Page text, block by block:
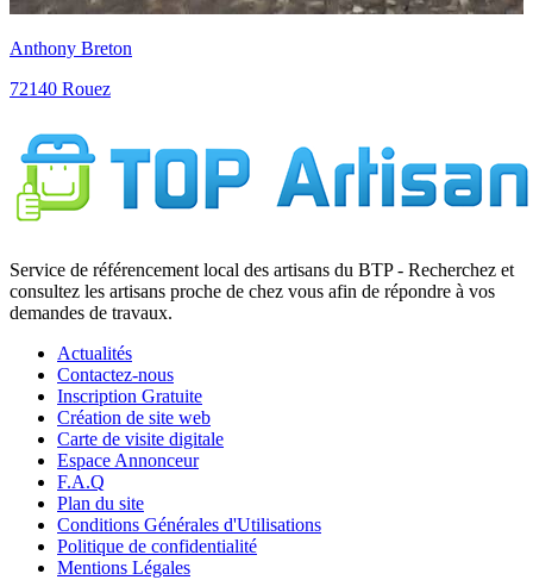
Anthony Breton
72140 Rouez
Service de référencement local des artisans du BTP - Recherchez et
consultez les artisans proche de chez vous afin de répondre à vos
demandes de travaux.
Actualités
Contactez-nous
Inscription Gratuite
Création de site web
Carte de visite digitale
Espace Annonceur
F.A.Q
Plan du site
Conditions Générales d'Utilisations
Politique de confidentialité
Mentions Légales